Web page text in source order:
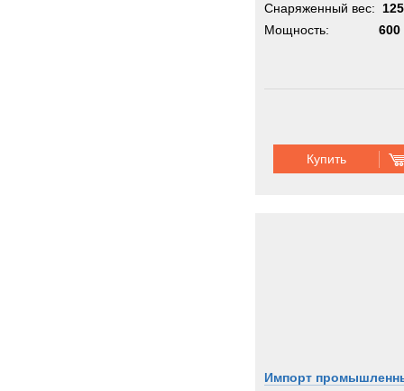
Снаряженный вес:
Мощность:
600
Купить
Импорт